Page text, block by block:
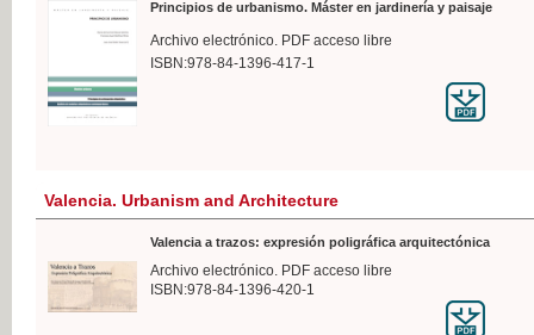
Principios de urbanismo. Máster en jardinería y paisaje
Archivo electrónico. PDF acceso libre
ISBN:978-84-1396-417-1
Valencia. Urbanism and Architecture
Valencia a trazos: expresión poligráfica arquitectónica
Archivo electrónico. PDF acceso libre
ISBN:978-84-1396-420-1